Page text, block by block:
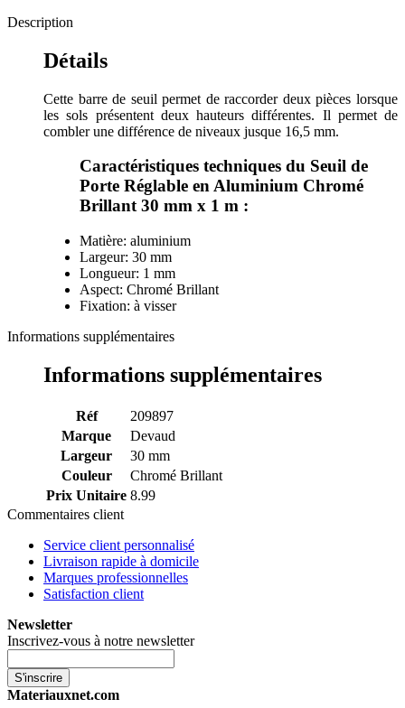
Description
Détails
Cette barre de seuil permet de raccorder deux pièces lorsque
les sols présentent deux hauteurs différentes. Il permet de
combler une différence de niveaux jusque 16,5 mm.
Caractéristiques techniques du Seuil de
Porte Réglable en Aluminium Chromé
Brillant 30 mm x 1 m :
Matière: aluminium
Largeur: 30 mm
Longueur: 1 mm
Aspect: Chromé Brillant
Fixation: à visser
Informations supplémentaires
Informations supplémentaires
Réf
209897
Marque
Devaud
Largeur
30 mm
Couleur
Chromé Brillant
Prix Unitaire 8.99
Commentaires client
Service client personnalisé
Livraison rapide à domicile
Marques professionnelles
Satisfaction client
Newsletter
Inscrivez-vous à notre newsletter
S'inscrire
Materiauxnet.com